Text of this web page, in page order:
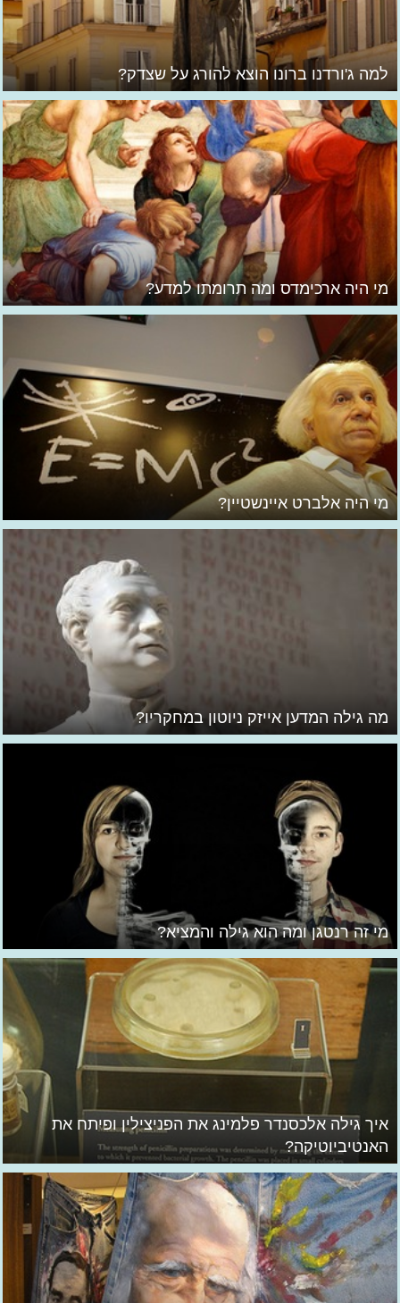
למה ג'ורדנו ברונו הוצא להורג על שצדק?
מי היה ארכימדס ומה תרומתו למדע?
מי היה אלברט איינשטיין?
מה גילה המדען אייזק ניוטון במחקריו?
מי זה רנטגן ומה הוא גילה והמציא?
איך גילה אלכסנדר פלמינג את הפניצילין ופיתח את
האנטיביוטיקה?